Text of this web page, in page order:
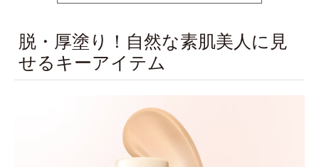
脱・厚塗り！自然な素肌美人に見
せるキーアイテム